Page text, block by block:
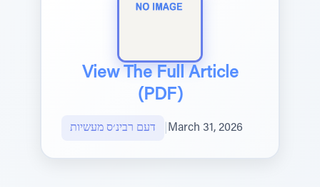
View The Full Article
(PDF)
דעם רבינ׳ס מעשיות March 31, 2026